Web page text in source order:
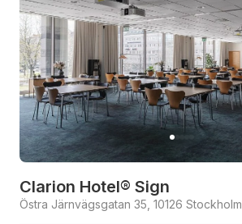
Clarion Hotel® Sign
Östra Järnvägsgatan 35, 10126 Stockholm